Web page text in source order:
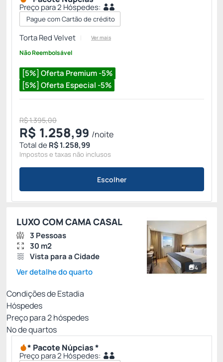
Preço para 2 Hóspedes:
Pague com Cartão de crédito
[5%] Oferta Premium -5%
[5%] Oferta Especial -5%
Torta Red Velvet Ver mais
Não Reembolsável
R$ 1.395,00
R$ 1.258,99 /noite
Total deR$ 1.258,99
Impostos e taxas não inclusos
Escolher
4
LUXO COM CAMA CASAL
3 Pessoas
30 m2
Vista para a Cidade
Ver detalhe do quarto
Condições de Estadia
Hóspedes
Preço para2hóspedes
Nº de quartos
* Pacote Núpcias *
Preço para 2 Hóspedes: